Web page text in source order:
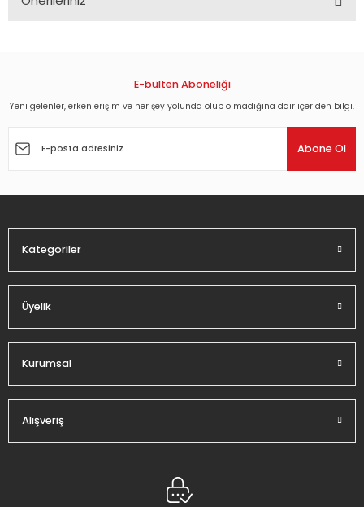
Görüş ve önerileriniz için teşekkür ederiz.
Ürün açıklamasında eksik bilgiler bulunuyor.
E-bülten Aboneliği
Yeni gelenler, erken erişim ve her şey yolunda olup olmadığına dair içeriden bilgi.
Abone Ol
Kategoriler
Üyelik
Kurumsal
Alışveriş